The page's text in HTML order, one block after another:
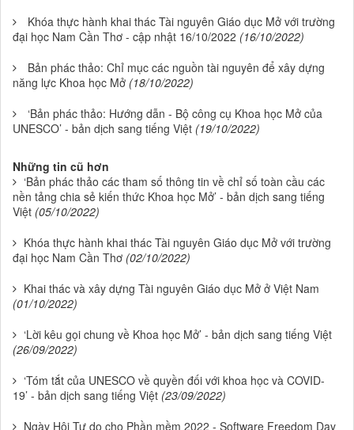
Khóa thực hành khai thác Tài nguyên Giáo dục Mở với trường
đại học Nam Cần Thơ - cập nhật 16/10/2022 (16/10/2022)
Bản phác thảo: Chỉ mục các nguồn tài nguyên để xây dựng
năng lực Khoa học Mở (18/10/2022)
‘Bản phác thảo: Hướng dẫn - Bộ công cụ Khoa học Mở của
UNESCO’ - bản dịch sang tiếng Việt (19/10/2022)
Những tin cũ hơn
‘Bản phác thảo các tham số thông tin về chỉ số toàn cầu các
nền tảng chia sẻ kiến thức Khoa học Mở’ - bản dịch sang tiếng
Việt (05/10/2022)
Khóa thực hành khai thác Tài nguyên Giáo dục Mở với trường
đại học Nam Cần Thơ (02/10/2022)
Khai thác và xây dựng Tài nguyên Giáo dục Mở ở Việt Nam
(01/10/2022)
‘Lời kêu gọi chung về Khoa học Mở’ - bản dịch sang tiếng Việt
(26/09/2022)
‘Tóm tắt của UNESCO về quyền đối với khoa học và COVID-
19’ - bản dịch sang tiếng Việt (23/09/2022)
Ngày Hội Tự do cho Phần mềm 2022 - Software Freedom Day